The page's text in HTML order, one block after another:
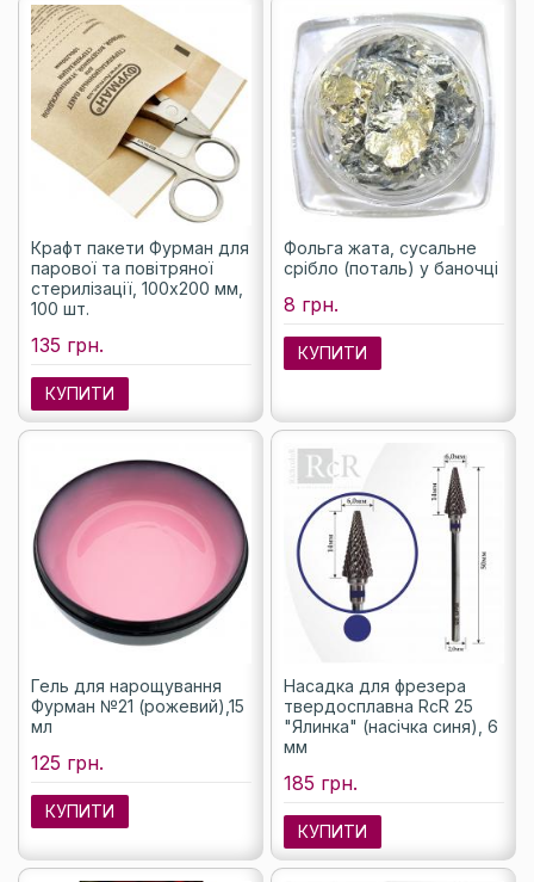
Крафт пакети Фурман для
парової та повітряної
стерилізації, 100х200 мм,
100 шт.
135 грн.
КУПИТИ
Фольга жата, сусальне
срібло (поталь) у баночці
8 грн.
КУПИТИ
Гель для нарощування
Фурман №21 (рожевий),15
мл
125 грн.
КУПИТИ
Насадка для фрезера
твердосплавна RcR 25
"Ялинка" (насічка синя), 6
мм
185 грн.
КУПИТИ